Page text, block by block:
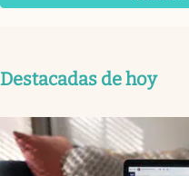
Destacadas de hoy